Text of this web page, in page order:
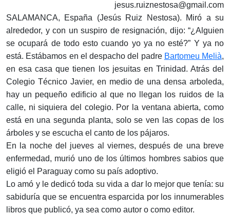
jesus.ruiznestosa@gmail.com
SALAMANCA, España (Jesús Ruiz Nestosa). Miró a su
alrededor, y con un suspiro de resignación, dijo: “¿Alguien
se ocupará de todo esto cuando yo ya no esté?” Y ya no
está. Estábamos en el despacho del padre Bartomeu Melià,
en esa casa que tienen los jesuitas en Trinidad. Atrás del
Colegio Técnico Javier, en medio de una densa arboleda,
hay un pequeño edificio al que no llegan los ruidos de la
calle, ni siquiera del colegio. Por la ventana abierta, como
está en una segunda planta, solo se ven las copas de los
árboles y se escucha el canto de los pájaros.
En la noche del jueves al viernes, después de una breve
enfermedad, murió uno de los últimos hombres sabios que
eligió el Paraguay como su país adoptivo.
Lo amó y le dedicó toda su vida a dar lo mejor que tenía: su
sabiduría que se encuentra esparcida por los innumerables
libros que publicó, ya sea como autor o como editor.